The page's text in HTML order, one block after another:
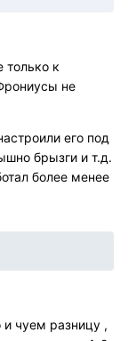
только к
не
его под
брызги и т.д.
более менее
и чуем разницу ,